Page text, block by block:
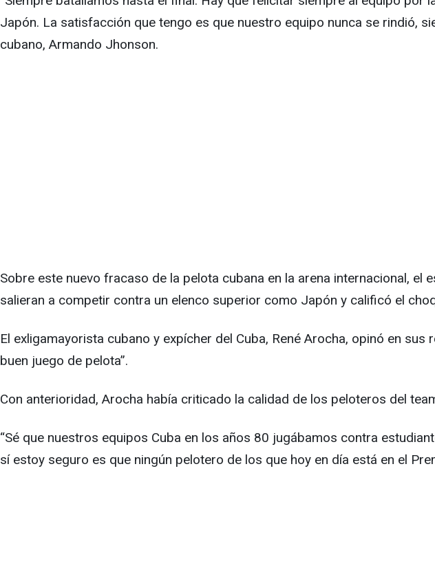
Japón. La satisfacción que tengo es que nuestro equipo nunca se rindió,
cubano, Armando Jhonson.
Sobre este nuevo fracaso de la pelota cubana en la arena internacional, el
salieran a competir contra un elenco superior como Japón y calificó el
El exligamayorista cubano y expícher del Cuba, René Arocha, opinó en
buen juego de pelota”.
Con anterioridad, Arocha había criticado la calidad de los peloteros del
“Sé que nuestros equipos Cuba en los años 80 jugábamos contra
sí estoy seguro es que ningún pelotero de los que hoy en día está en el